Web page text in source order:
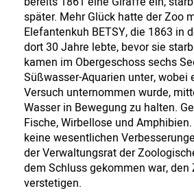
später. Mehr Glück hatte der Zoo
Elefantenkuh BETSY, die 1863 in
dort 30 Jahre lebte, bevor sie
kamen im Obergeschoss sechs
Süßwasser-Aquarien unter, wobei
Versuch unternommen wurde,
Wasser in Bewegung zu halten.
Fische, Wirbellose und
keine wesentlichen
der Verwaltungsrat der
dem Schluss gekommen war, den
verstetigen.